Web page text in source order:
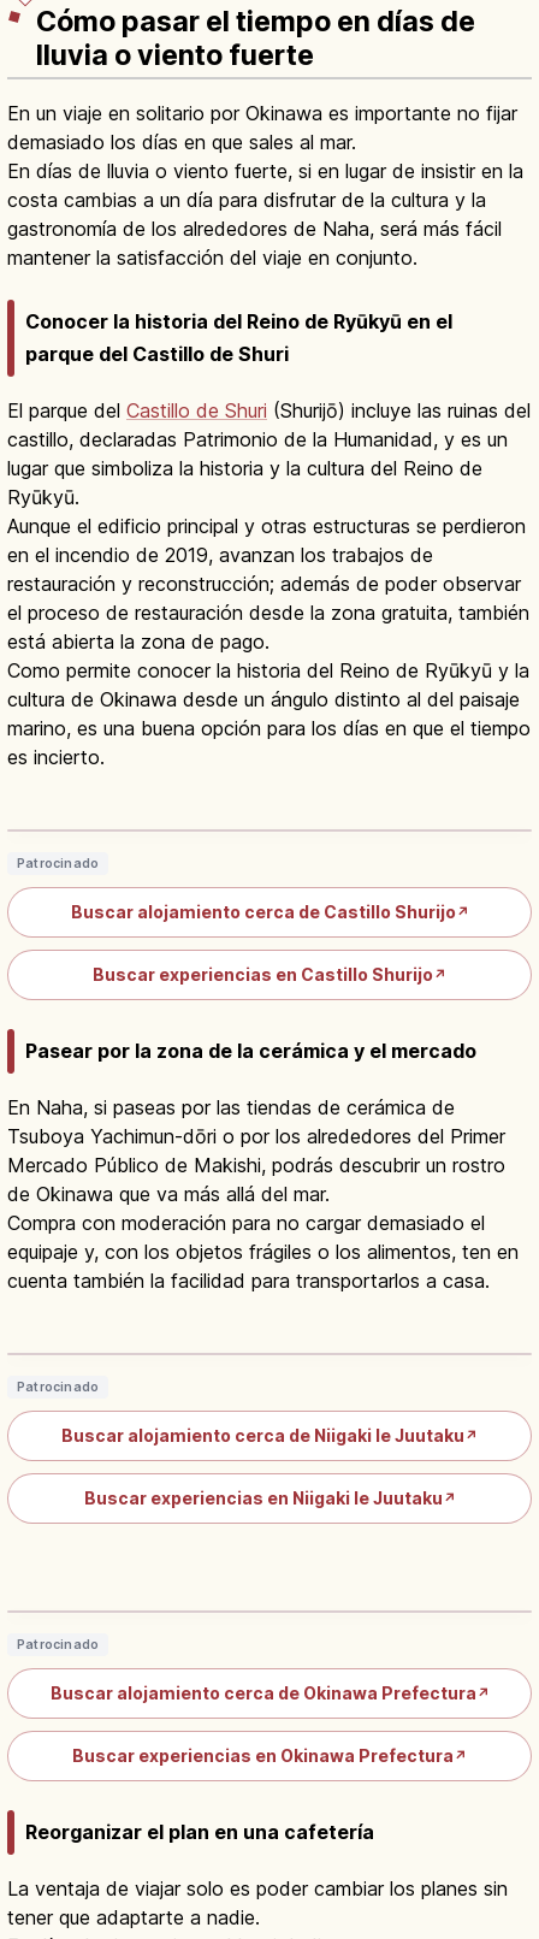
Cómo pasar el tiempo en días de
lluvia o viento fuerte
En un viaje en solitario por Okinawa es importante no fijar
demasiado los días en que sales al mar.
En días de lluvia o viento fuerte, si en lugar de insistir en la
costa cambias a un día para disfrutar de la cultura y la
gastronomía de los alrededores de Naha, será más fácil
mantener la satisfacción del viaje en conjunto.
Conocer la historia del Reino de Ryūkyū en el
parque del Castillo de Shuri
El parque del Castillo de Shuri (Shurijō) incluye las ruinas del
castillo, declaradas Patrimonio de la Humanidad, y es un
lugar que simboliza la historia y la cultura del Reino de
Ryūkyū.
Aunque el edificio principal y otras estructuras se perdieron
en el incendio de 2019, avanzan los trabajos de
restauración y reconstrucción; además de poder observar
el proceso de restauración desde la zona gratuita, también
está abierta la zona de pago.
Como permite conocer la historia del Reino de Ryūkyū y la
cultura de Okinawa desde un ángulo distinto al del paisaje
marino, es una buena opción para los días en que el tiempo
es incierto.
Patrocinado
Buscar alojamiento cerca de Castillo Shurijo ↗
Buscar experiencias en Castillo Shurijo ↗
Pasear por la zona de la cerámica y el mercado
En Naha, si paseas por las tiendas de cerámica de
Tsuboya Yachimun-dōri o por los alrededores del Primer
Mercado Público de Makishi, podrás descubrir un rostro
de Okinawa que va más allá del mar.
Compra con moderación para no cargar demasiado el
equipaje y, con los objetos frágiles o los alimentos, ten en
cuenta también la facilidad para transportarlos a casa.
Casa Arakaki: cerámica Tsuboya y
Patrocinado
Buscar alojamiento cerca de Niigaki Ie Juutaku ↗
Buscar experiencias en Niigaki Ie Juutaku ↗
Patrocinado
Buscar alojamiento cerca de Okinawa Prefectura ↗
Buscar experiencias en Okinawa Prefectura ↗
Reorganizar el plan en una cafetería
La ventaja de viajar solo es poder cambiar los planes sin
tener que adaptarte a nadie.